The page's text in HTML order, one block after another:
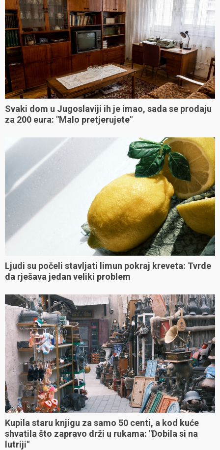
Svaki dom u Jugoslaviji ih je imao, sada se prodaju
za 200 eura: "Malo pretjerujete"
Ljudi su počeli stavljati limun pokraj kreveta: Tvrde
da rješava jedan veliki problem
Kupila staru knjigu za samo 50 centi, a kod kuće
shvatila što zapravo drži u rukama: "Dobila si na
lutriji"